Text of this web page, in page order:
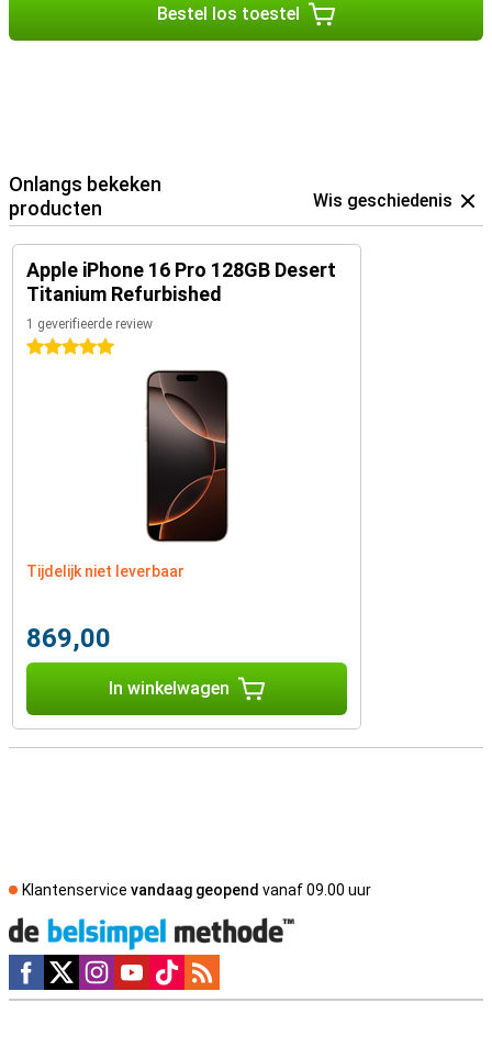
Bestel los toestel
Onlangs bekeken
producten
Wis geschiedenis
Apple iPhone 16 Pro 128GB Desert
Titanium Refurbished
1 geverifieerde review
5 sterren
Tijdelijk niet leverbaar
869,00
In winkelwagen
Klantenservice vandaag geopend vanaf 09.00 uur
Social media